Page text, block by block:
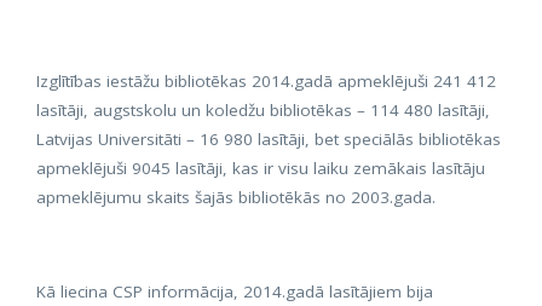
Izglītības iestāžu bibliotēkas 2014.gadā apmeklējuši 241 412
lasītāji, augstskolu un koledžu bibliotēkas – 114 480 lasītāji,
Latvijas Universitāti – 16 980 lasītāji, bet speciālās bibliotēkas
apmeklējuši 9045 lasītāji, kas ir visu laiku zemākais lasītāju
apmeklējumu skaits šajās bibliotēkās no 2003.gada.
Kā liecina CSP informācija, 2014.gadā lasītājiem bija